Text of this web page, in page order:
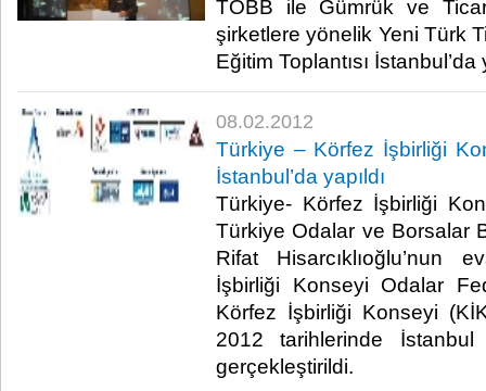
TOBB ile Gümrük ve
şirketlere yönelik Yeni Türk
Eğitim Toplantısı İstanbul’da
08.02.2012
Türkiye – Körfez İşbirliği
İstanbul’da yapıldı
Türkiye- Körfez İşbirliği
Türkiye Odalar ve Borsalar
Rifat Hisarcıklıoğlu’nun
İşbirliği Konseyi Odalar
Körfez İşbirliği Konseyi
2012 tarihlerinde
gerçekleştirildi.​ ​